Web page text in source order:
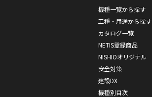
機種一覧から探す
工種・用途から探す
カタログ一覧
NETIS登録商品
NISHIOオリジナル
安全対策
建設DX
機種別目次